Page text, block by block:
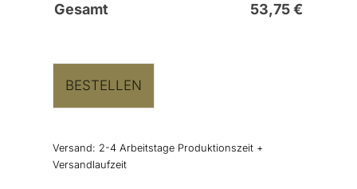
Gesamt 53,75€
BESTELLEN
Versand: 2-4 Arbeitstage Produktionszeit +
Versandlaufzeit